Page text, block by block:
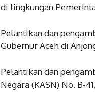
di lingkungan
Pelantikan dan
Gubernur Aceh di
Pelantikan dan
Negara (KASN) No. B-